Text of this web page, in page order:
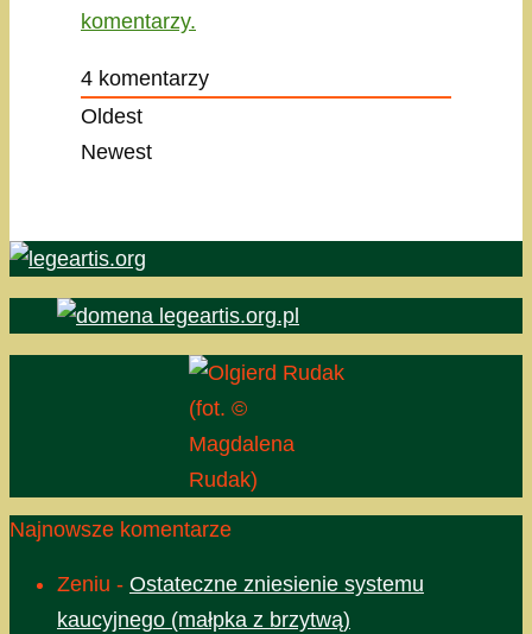
komentarzy.
4 komentarzy
Oldest
Newest
(fot. ©
Magdalena
Rudak)
Najnowsze komentarze
Zeniu - Ostateczne zniesienie systemu
kaucyjnego (małpka z brzytwą)